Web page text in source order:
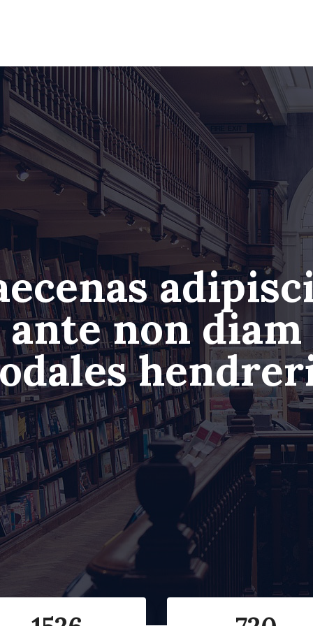
ante non diam